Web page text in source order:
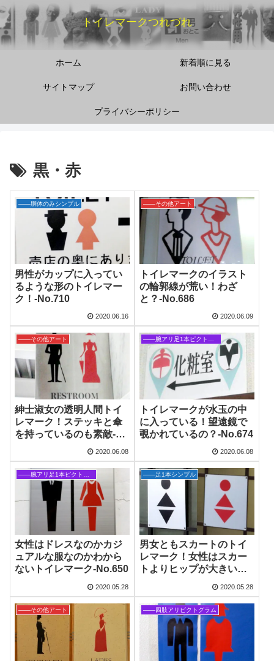
トイレマークつれづれ
ホーム 新着順に見る
サイトマップ お問い合わせ
プライバシーポリシー
黒・赤
――胴体のみシンプル
男性がカップに入ってい
るような形のトイレマー
ク！‐No.710
2020.06.16
――その他アート
トイレマークのイラスト
の輪郭線が荒い！わざ
と？‐No.686
2020.06.09
――その他アート
紳士淑女の透明人間トイ
レマーク！ステッキと傘
を持っているのも素敵‐
2020.06.08
――腕アリ足1本ピクトグラム
トイレマークが水玉の中
に入っている！望遠鏡で
覗かれているの？‐No.674
2020.06.08
――腕アリ足1本ピクトグラム
女性はドレスなのかカジ
ュアルな服なのかわから
ないトイレマーク‐No.650
2020.05.28
――足1本シンプル
男女ともスカートのトイ
レマーク！女性はスカー
トよりヒップが大きい？‐
2020.05.28
――その他アート ――四肢アリピクトグラム